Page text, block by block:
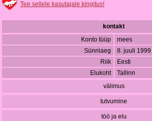
Tee sellele kasutajale kingitus!
kontakt
Konto tüüp
mees
Sünniaeg
8. juuli
Riik
Eesti
Elukoht
Tallinn
välimus
tutvumine
töö ja elu